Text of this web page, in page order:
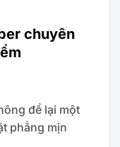
chuyên
để lại một
phẳng mịn